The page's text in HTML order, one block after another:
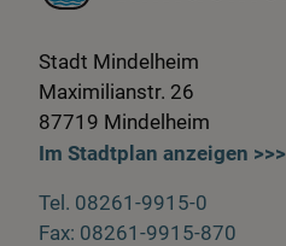
Stadt Mindelheim
Maximilianstr. 26
87719 Mindelheim
Im Stadtplan anzeigen >>>
Tel. 08261-9915-0
Fax: 08261-9915-870